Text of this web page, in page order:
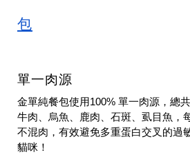
包
單一肉源
金單純餐包使用100% 單一肉源 ，總
牛肉、烏魚、鹿肉、石斑、虱目魚，
不混肉，有效避免多重蛋白交叉的過
貓咪！